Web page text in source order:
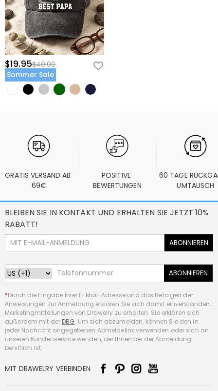
$19.95$40.00
Sommer Sale
GRATIS VERSAND AB
69€
POSITIVE
BEWERTUNGEN
60 TAGE
UMTAUSCH
BLEIBEN SIE IN KONTAKT UND ERHALTEN SIE JETZT 10%
RABATT!
ABONNIEREN
ABONNIEREN
*Durch die Eingabe Ihrer E-Mail-Adresse und das Befolgen der
Anweisungen zur Anmeldung erklären Sie sich damit einverstanden,
Marketingmitteilungen von Drawelry zu erhalten. Sie erklären sich
außerdem mit der DBG. Um sich abzumelden, können Sie den in
jeder Nachricht angegebenen Abmeldelink verwenden oder sich an
unseren Kundenservice wenden, der Ihnen bei der Abmeldung
behilflich ist.
MIT DRAWELRY VERBINDEN